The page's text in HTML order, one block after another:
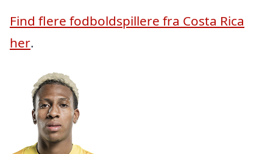
Find flere fodboldspillere fra Costa Rica
her.